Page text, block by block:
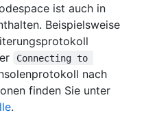
ist auch in
Beispielsweise
Connecting to
nach
finden Sie unter
.